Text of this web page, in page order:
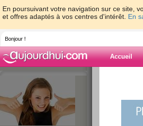
En poursuivant votre navigation sur ce site,
et offres adaptés à vos centres d'intérêt. En
Bonjour !
Accueil
Blog